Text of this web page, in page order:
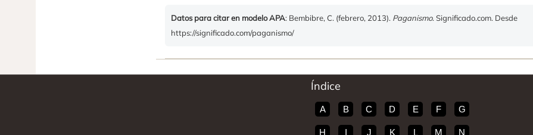
Datos para citar en modelo APA: Bembibre, C. (febrero, 2013). Paganismo. Significado.com. Desde
https://significado.com/paganismo/
Índice
A B C D E F G
H I J K L M N